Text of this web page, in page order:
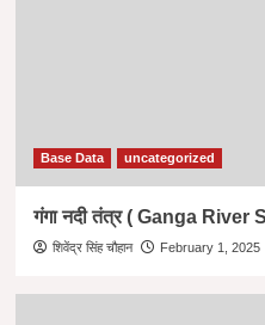
Base Data uncategorized
गंगा नदी तंत्र ( Ganga River
शिवेंद्र सिंह चौहान February 1, 2025